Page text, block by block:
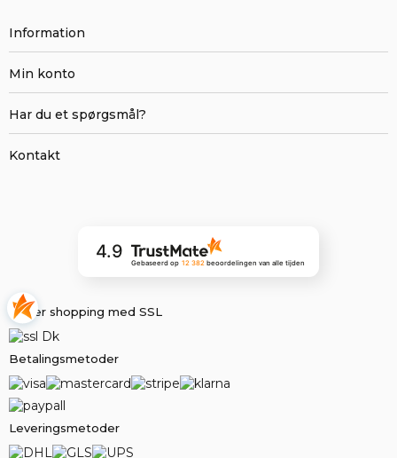
Information
Min konto
Har du et spørgsmål?
Kontakt
4.9
Gebaseerd op 12 382 beoordelingenvan alle tijden
Sikker shopping med SSL
Betalingsmetoder
Leveringsmetoder